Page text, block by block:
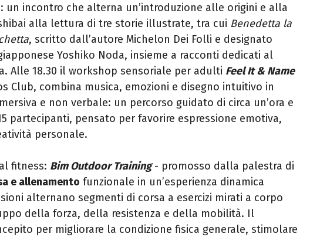
un incontro che alterna un’introduzione alle origini e alla
alla lettura di tre storie illustrate, tra cui Benedetta la
, scritto dall’autore Michelon Dei Folli e designato
Yoshiko Noda, insieme a racconti dedicati al
Alle 18.30 il workshop sensoriale per adulti Feel It & Name
Club, combina musica, emozioni e disegno intuitivo in
e non verbale: un percorso guidato di circa un’ora e
partecipanti, pensato per favorire espressione emotiva,
personale.
fitness: Bim Outdoor Training- promosso dalla palestra di
e allenamento funzionale in un’esperienza dinamica
alternano segmenti di corsa a esercizi mirati a corpo
della forza, della resistenza e della mobilità. Il
per migliorare la condizione fisica generale, stimolare